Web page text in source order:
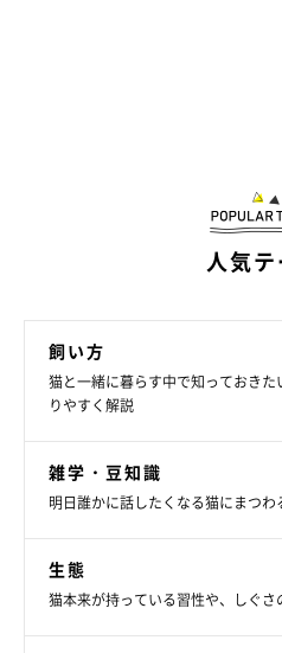
おすまししたハチワレ猫が描かれ
＠
チーフのニットが人気なんだそう
SNSで「＃猫ニット」を検索する
ので、目移りしてしまいますよ
毎日をハッピーに過ごしましょう。
掲載協力／Instagram（＠
人気テ
飼い方
猫と一緒に暮らす中で知っておき
りやすく解説
雑学・豆知識
明日誰かに話したくなる猫にまつわ
生態
猫本来が持っている習性や、しぐ